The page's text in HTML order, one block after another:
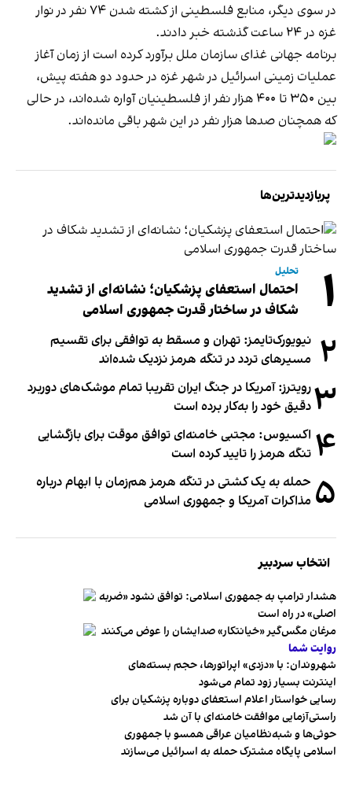
در سوی دیگر، منابع فلسطینی از کشته شدن ۷۴ نفر در نوار
غزه در ۲۴ ساعت گذشته خبر دادند.
برنامه جهانی غذای سازمان ملل برآورد کرده است از زمان آغاز
عملیات زمینی اسرائیل در شهر غزه در حدود دو هفته پیش،
بین ۳۵۰ تا ۴۰۰ هزار نفر از فلسطینیان آواره شده‌اند، در حالی
‌که همچنان صدها هزار نفر در این شهر باقی مانده‌اند.
پربازدیدترین‌ها
۱ تحلیل
احتمال استعفای پزشکیان؛ نشانه‌ای از تشدید
شکاف در ساختار قدرت جمهوری اسلامی
۲ نیویورک‌تایمز: تهران و مسقط به توافقی برای تقسیم
مسیرهای تردد در تنگه هرمز نزدیک شده‌اند
۳رویترز: آمریکا در جنگ ایران تقریبا تمام موشک‌های دوربرد
دقیق خود را به‌کار برده است
۴ اکسیوس: مجتبی خامنه‌ای توافق موقت برای بازگشایی
تنگه هرمز را تایید کرده است
۵ حمله به یک کشتی در تنگه هرمز هم‌زمان با ابهام درباره
مذاکرات آمریکا و جمهوری اسلامی
انتخاب سردبیر
هشدار ترامپ به جمهوری اسلامی: توافق نشود «ضربه
اصلی» در راه است
مرغان مگس‌گیر «خیانتکار» صدایشان را عوض می‌کنند
روایت شما
شهروندان:‌ با «دزدی» اپراتورها، حجم بسته‌های
اینترنت بسیار زود تمام می‌شود
رسایی خواستار اعلام استعفای دوباره پزشکیان برای
راستی‌آزمایی موافقت خامنه‌ای با آن شد
حوثی‌ها و شبه‌نظامیان عراقی همسو با جمهوری
اسلامی پایگاه مشترک حمله به اسرائیل می‌سازند